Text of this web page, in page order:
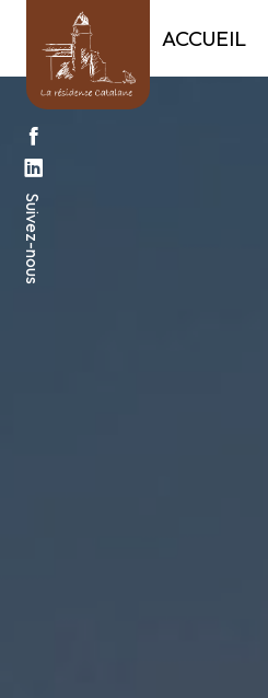
ACCUEIL
Panneau de gestion des cookies